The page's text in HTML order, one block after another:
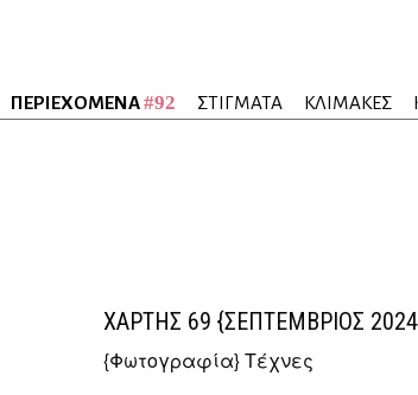
ΠΕΡΙΕΧΟΜΕΝΑ#92 ΣΤΙΓΜΑΤΑ ΚΛΙΜΑΚΕΣ
ΧΑΡΤΗΣ 69 {ΣΕΠΤΕΜΒΡΙΟΣ
{Φωτογραφία} Τέχνες